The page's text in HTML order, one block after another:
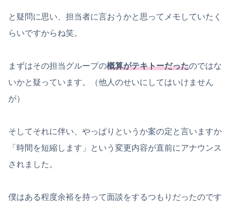
と疑問に思い、担当者に言おうかと思ってメモしていたく
らいですからね笑。
まずはその担当グループの概算がテキトーだったのではな
いかと疑っています。（他人のせいにしてはいけません
が）
そしてそれに伴い、やっぱりというか案の定と言いますか
「時間を短縮します」という変更内容が直前にアナウンス
されました。
僕はある程度余裕を持って面談をするつもりだったのです